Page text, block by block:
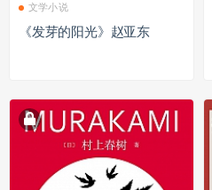
文学小说
《发芽的阳光》赵亚东